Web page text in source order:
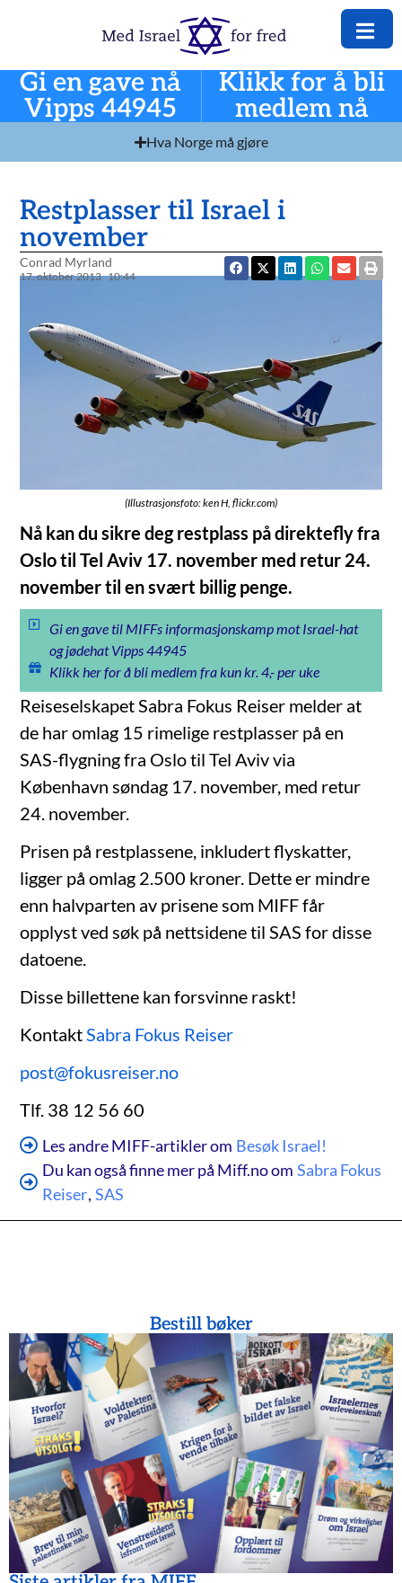
Gi en gave nå
Vipps 44945
Klikk for å bli
medlem nå
Hva Norge må gjøre
Restplasser til Israel i
november
Conrad Myrland
17. oktober 2013 10:44
(Illustrasjonsfoto: ken H, flickr.com)
Nå kan du sikre deg restplass på direktefly fra
Oslo til Tel Aviv 17. november med retur 24.
november til en svært billig penge.
Gi en gave til MIFFs informasjonskamp mot Israel-hat
og jødehat Vipps 44945
Klikk her for å bli medlem fra kun kr. 4,- per uke
Reiseselskapet Sabra Fokus Reiser melder at
de har omlag 15 rimelige restplasser på en
SAS-flygning fra Oslo til Tel Aviv via
København søndag 17. november, med retur
24. november.
Prisen på restplassene, inkludert flyskatter,
ligger på omlag 2.500 kroner. Dette er mindre
enn halvparten av prisene som MIFF får
opplyst ved søk på nettsidene til SAS for disse
datoene.
Disse billettene kan forsvinne raskt!
Kontakt Sabra Fokus Reiser
post@fokusreiser.no
Tlf. 38 12 56 60
Les andre MIFF-artikler om Besøk Israel!
Du kan også finne mer på Miff.no om Sabra Fokus
Reiser, SAS
Bestill bøker